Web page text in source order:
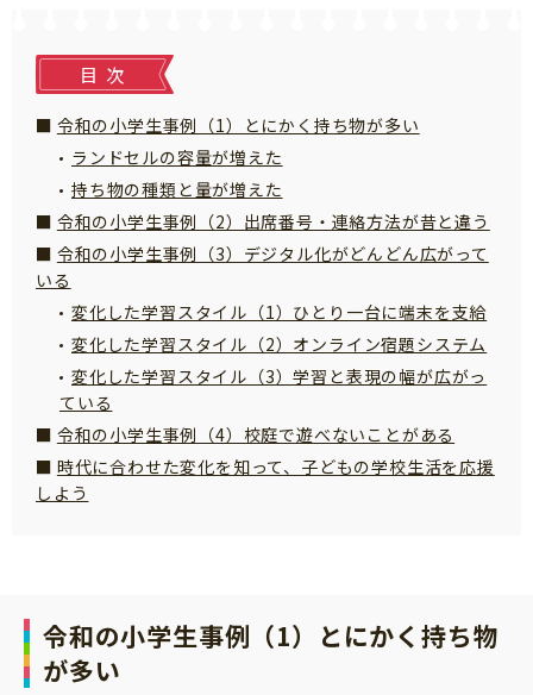
「こそだてまっぷ」とは
サイトのご利⽤にあたって
個⼈情報について
お問い合わせ
目次
令和の小学生事例（1）とにかく持ち物が多い
ランドセルの容量が増えた
持ち物の種類と量が増えた
令和の小学生事例（2）出席番号・連絡方法が昔と違う
令和の小学生事例（3）デジタル化がどんどん広がって
いる
変化した学習スタイル（1）ひとり一台に端末を支給
変化した学習スタイル（2）オンライン宿題システム
変化した学習スタイル（3）学習と表現の幅が広がっ
ている
令和の小学生事例（4）校庭で遊べないことがある
時代に合わせた変化を知って、子どもの学校生活を応援
しよう
令和の小学生事例（1）とにかく持ち物
が多い